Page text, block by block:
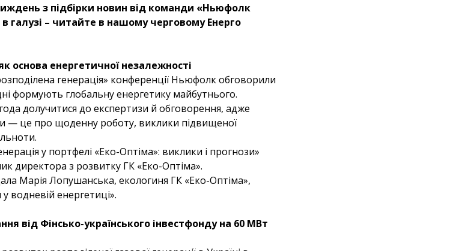
з підбірки новин від команди «Ньюфолк
галузі – читайте в нашому черговому Енерго
основа енергетичної незалежності
генерація» конференції Ньюфолк обговорили
формують глобальну енергетику майбутнього.
долучитися до експертизи й обговорення, адже
— це про щоденну роботу, виклики підвищеної
у портфелі «Еко-Оптіма»: виклики і прогнози»
директора з розвитку ГК «Еко-Оптіма».
Марія Лопушанська, екологиня ГК «Еко-Оптіма»,
водневій енергетиці».
від Фінсько-українського інвестфонду на 60 МВт